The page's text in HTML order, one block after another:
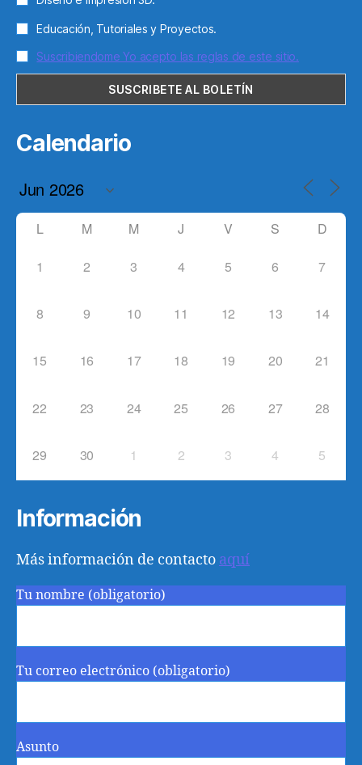
Educación, Tutoriales y Proyectos.
Suscribiendome Yo acepto las reglas de este sitio.
Calendario
L M M J V S D
1 2 3 4 5 6 7
8 9 10 11 12 13 14
15 16 17 18 19 20 21
22 23 24 25 26 27 28
29 30 1 2 3 4 5
Información
Más información de contacto aquí
Tu nombre (obligatorio)
Tu correo electrónico (obligatorio)
Asunto